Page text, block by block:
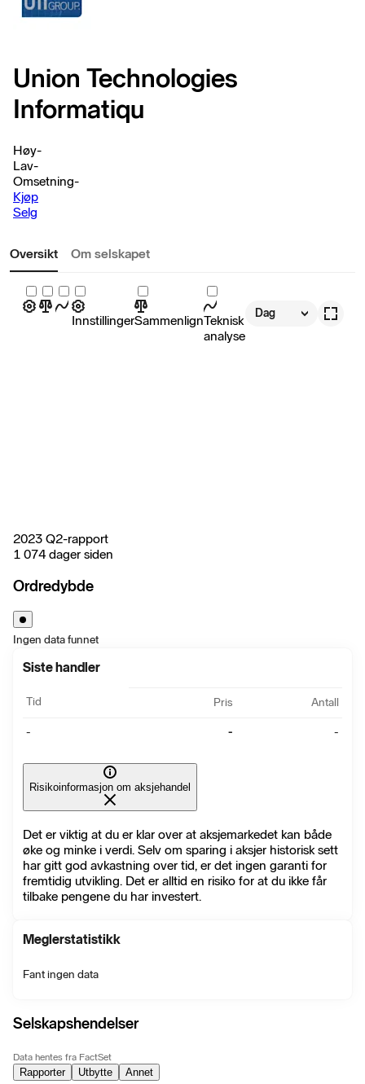
Union Technologies
Informatiqu
Høy-
Lav-
Omsetning-
Kjøp
Selg
Oversikt Om selskapet
InnstillingerSammenlignTeknisk
analyse
Dag
2023 Q2-rapport
1 074 dager siden
Ordredybde
Ingen data funnet
Siste handler
Tid Pris Antall
- - -
Risikoinformasjon om aksjehandel
Det er viktig at du er klar over at aksjemarkedet kan både
øke og minke i verdi. Selv om sparing i aksjer historisk sett
har gitt god avkastning over tid, er det ingen garanti for
fremtidig utvikling. Det er alltid en risiko for at du ikke får
tilbake pengene du har investert.
Meglerstatistikk
Fant ingen data
Selskapshendelser
Data hentes fra FactSet
Rapporter Utbytte Annet